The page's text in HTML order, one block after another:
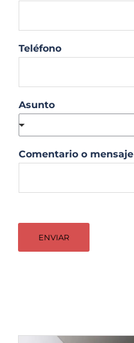
Teléfono
Asunto
Comentario o mensaje
ENVIAR